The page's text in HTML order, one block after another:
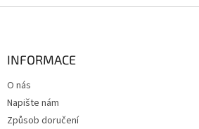
INFORMACE
O nás
Napište nám
Způsob doručení